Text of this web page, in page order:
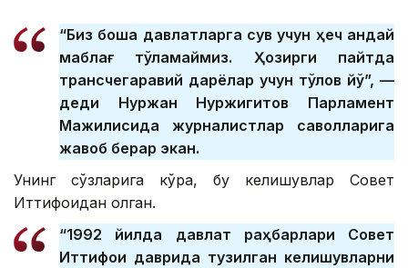
“Биз бошқа давлатларга сув учун ҳеч қандай
маблағ тўламаймиз. Ҳозирги пайтда
трансчегаравий дарёлар учун тўлов йўқ”, —
деди Нуржан Нуржигитов Парламент
Мажилисида журналистлар саволларига
жавоб берар экан.
Унинг сўзларига кўра, бу келишувлар Совет
Иттифоқидан қолган.
“1992 йилда давлат раҳбарлари Совет
Иттифоқи даврида тузилган келишувларни